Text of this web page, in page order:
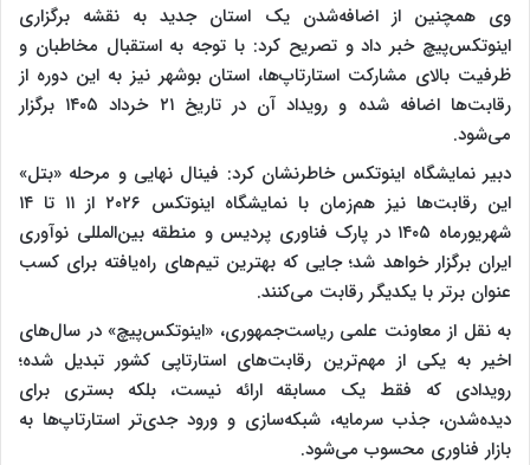
وی همچنین از اضافه‌شدن یک استان جدید به نقشه برگزاری
اینوتکس‌پیچ خبر داد و تصریح کرد: با توجه‌ به استقبال مخاطبان و
ظرفیت بالای مشارکت استارتاپ‌ها، استان بوشهر نیز به این دوره از
رقابت‌ها اضافه شده و رویداد آن در تاریخ ۲۱ خرداد ۱۴۰۵ برگزار
می‌شود.
دبیر نمایشگاه اینوتکس خاطرنشان کرد: فینال نهایی و مرحله «بتل»
این رقابت‌ها نیز هم‌زمان با نمایشگاه اینوتکس ۲۰۲۶ از ۱۱ تا ۱۴
شهریورماه ۱۴۰۵ در پارک فناوری پردیس و منطقه بین‌المللی نوآوری
ایران برگزار خواهد شد؛ جایی که بهترین تیم‌های راه‌یافته برای کسب
عنوان برتر با یکدیگر رقابت می‌کنند.
به نقل از معاونت علمی ریاست‌جمهوری، «اینوتکس‌پیچ» در سال‌های
اخیر به یکی از مهم‌ترین رقابت‌های استارتاپی کشور تبدیل شده؛
رویدادی که فقط یک مسابقه ارائه نیست، بلکه بستری برای
دیده‌شدن، جذب سرمایه، شبکه‌سازی و ورود جدی‌تر استارتاپ‌ها به
بازار فناوری محسوب می‌شود.